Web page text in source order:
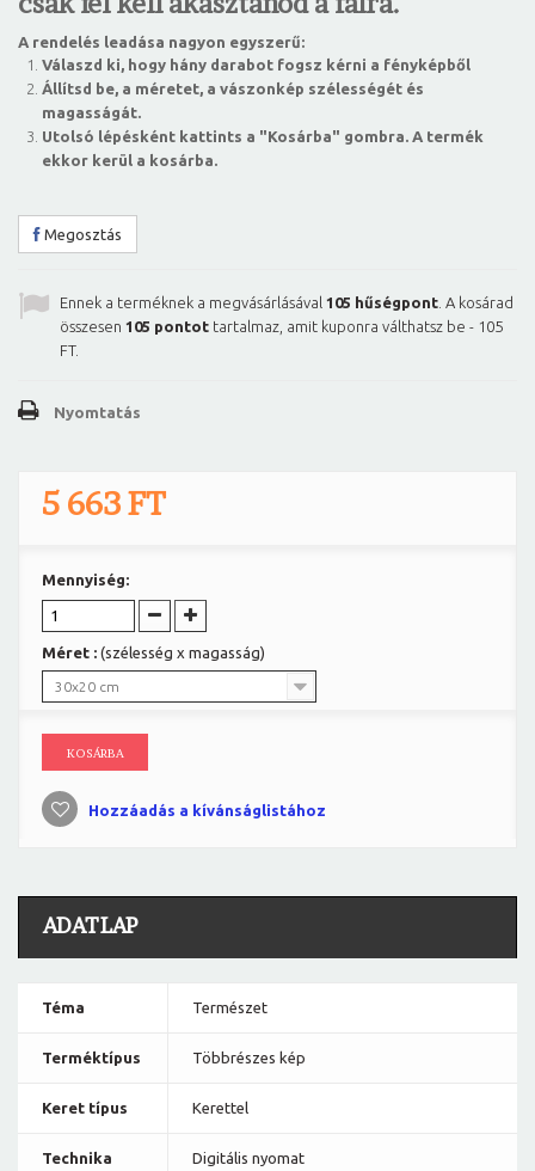
A rendelés leadása nagyon egyszerű:
Válaszd ki, hogy hány darabot fogsz kérni a fényképből
Állítsd be, a méretet, a vászonkép szélességét és
magasságát.
Utolsó lépésként kattints a "Kosárba" gombra. A termék
ekkor kerül a kosárba.
Megosztás
Ennek a terméknek a megvásárlásával 105 hűségpont . A kosárad
összesen 105 pontot tartalmaz, amit kuponra válthatsz be - 105
FT.
Nyomtatás
5 663 FT
Mennyiség:
Méret : (szélesség x magasság)
30x20 cm
KOSÁRBA
Hozzáadás a kívánságlistához
ADATLAP
Téma Természet
Terméktípus Többrészes kép
Keret típus Kerettel
Technika Digitális nyomat